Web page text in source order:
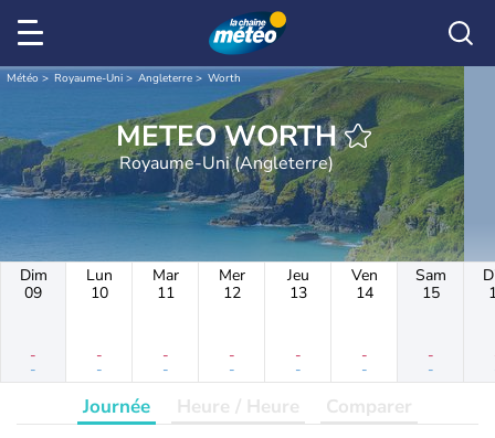
Météo Royaume-Uni Angleterre Worth
METEO WORTH
Royaume-Uni (Angleterre)
Dim
09
-
-
Lun
10
-
-
Mar
11
-
-
Mer
12
-
-
Jeu
13
-
-
Ven
14
-
-
Sam
15
-
-
Journée Heure / Heure Comparer